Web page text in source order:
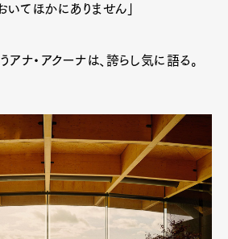
いてほかにありません」
ナ・アクーナは、誇らし気に語る。